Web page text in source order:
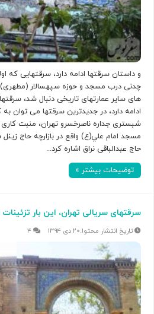
و داستان سرقتها ادامه دارد، سرقتهایی که
چدنی درب مسجد و حوزه سپهسالار (مطهری)
های سایر عمارتهای تاریخی دنبال شد،
ادامه دارد، در جدیدترین سرقتها می توان
شبستری جداره ناصرخسرو تهران، منبت
مسجد امام علي(ع) واقع در بازارچه حاج
حاج عبدالباقی نراق اشاره کرد...
توضیحات بیشتر »
سرقتهای سریالی تهران، این بار
۲۰ دی ۱۳۹۴ ۴